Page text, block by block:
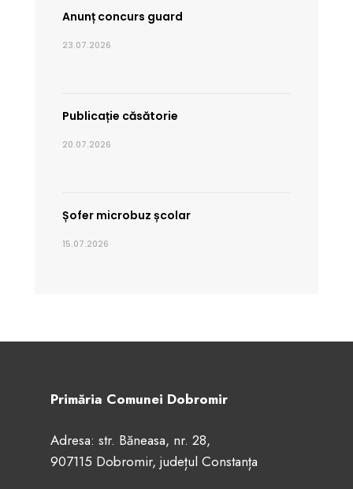
Anunț concurs guard
23.07.2026
Publicație căsătorie
20.07.2026
Șofer microbuz școlar
15.07.2026
Primăria Comunei Dobromir
Adresa: str. Băneasa, nr. 28,
907115 Dobromir, județul Constanța